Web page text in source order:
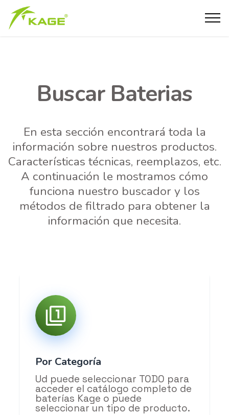
Buscar Baterias
En esta sección encontrará toda la
información sobre nuestros productos.
Características técnicas, reemplazos, etc.
A continuación le mostramos cómo
funciona nuestro buscador y los
métodos de filtrado para obtener la
información que necesita.
Por Categoría
Ud puede seleccionar TODO para
acceder el catálogo completo de
baterías Kage o puede
seleccionar un tipo de producto.